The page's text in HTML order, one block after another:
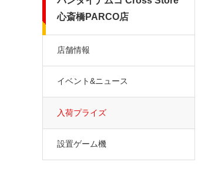
心斎橋PARCO店
店舗情報
イベント&ニュース
入荷プライズ
設置ゲーム機